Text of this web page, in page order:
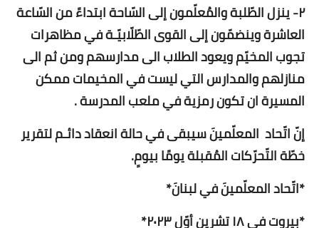
٢- ينزل الطّلبة والمُعلّمون إلى السّاحة ابتداءً من السّاعة
العاشرة وينضمّون إلى القوى الطّلّابيّـة في مظاهرات
تجوب المخيّم ويعود الطلاب الى مدارسهم ومن ثم الى
منازلهم والمدارس التي ليست في المخيمات ممكن
المسيرة ان تكون رمزية في ملعب المدرسة .
إنّ اتّحاد المعلّمينَ سيبقى في حالة انعقاد دائـم لتقرير
خطّة التّحرّكات المُقبلة يومًا بيومٍ.
*اتّحاد المعلّمينَ في لبنانَ*
*بيروت في ١٨ تشرين أوّل ٢٠٢٣*